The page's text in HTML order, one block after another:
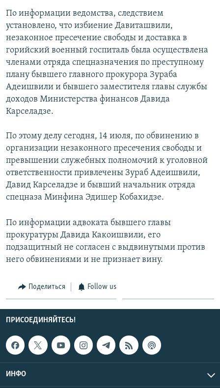
По информации ведомства, следствием
установлено, что избиение Давиташвили,
незаконное пресечение свободы и доставка в
горийский военный госпиталь была осуществлена
членами отряда спецназначения по преступному
плану бывшего главного прокурора Зураба
Адеишвили и бывшего заместителя главы службы
доходов Министерства финансов Давида
Карселадзе.
По этому делу сегодня, 14 июля, по обвинению в
организации незаконного пресечения свободы и
превышении служебных полномочий к уголовной
ответственности привлечены Зураб Адеишвили,
Давид Карселадзе и бывший начальник отряда
спецназа Минфина Эдишер Кобахидзе.
По информации адвоката бывшего главы
прокуратуры Давида Какоишвили, его
подзащитный не согласен с выдвинутыми против
него обвинениями и не признает вину.
Поделиться Follow us
ПРИСОЕДИНЯЙТЕСЬ!
ИНФО